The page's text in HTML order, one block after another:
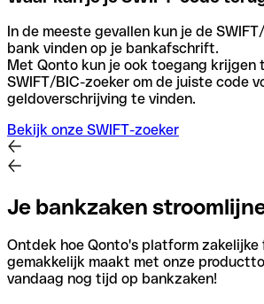
In de meeste gevallen kun je de
bank vinden op je bankafschrift.
Met Qonto kun je ook toegang krijgen
SWIFT/BIC-zoeker om de juiste code
geldoverschrijving te vinden.
Bekijk onze SWIFT-zoeker
Je bankzaken
Ontdek hoe Qonto's platform zakelijke
gemakkelijk maakt met onze
vandaag nog tijd op bankzaken!